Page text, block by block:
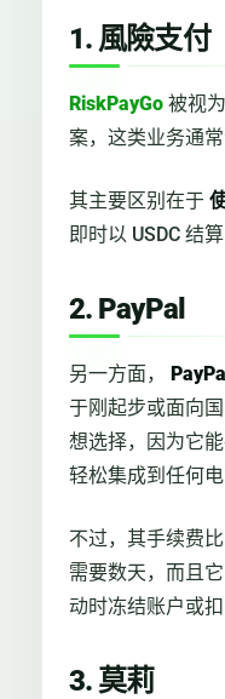
1. 風險支付
RiskPayGo 被视
案，这类业务通
其主要区别在于
即时以 USDC 结
2. PayPal
另一方面，
于刚起步或面向
想选择，因为它
轻松集成到任何电
不过，其手续费
需要数天，而且
动时冻结账户或扣
3. 莫莉